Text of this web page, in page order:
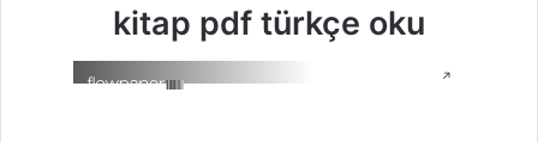
kitap pdf türkçe oku
↗